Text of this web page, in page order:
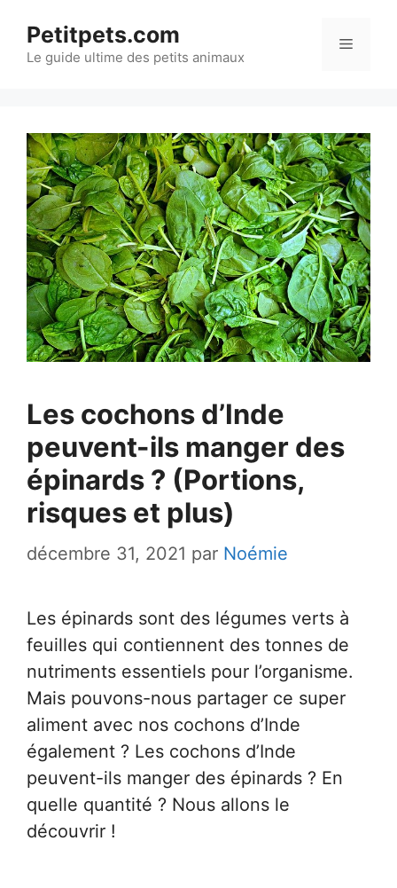
contenu
Petitpets.com
Le guide ultime des petits animaux
Menu
Les cochons d’Inde
peuvent-ils manger des
épinards ? (Portions,
risques et plus)
décembre 31, 2021 par Noémie
Les épinards sont des légumes verts à
feuilles qui contiennent des tonnes de
nutriments essentiels pour l’organisme.
Mais pouvons-nous partager ce super
aliment avec nos cochons d’Inde
également ? Les cochons d’Inde
peuvent-ils manger des épinards ? En
quelle quantité ? Nous allons le
découvrir !